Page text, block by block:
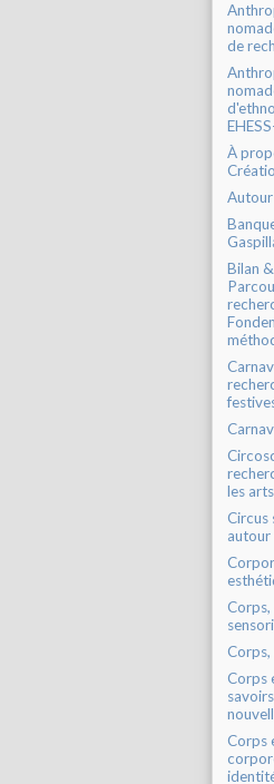
de
À
Autour
Bilan
les
Circus
autour
Corps
Corps